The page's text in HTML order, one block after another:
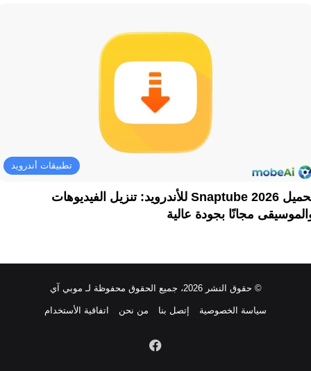
تطبيقات أندرويد
تحميل Snaptube 2026 للأندرويد: تنزيل الفيديوهات
مجانًا بجودة عالية
© حقوق النشر 2026، جميع الحقوق محفوظة لـ موبي آي
سياسة الخصوصية إتصل بنا من نحن اتفاقية الأستخدام